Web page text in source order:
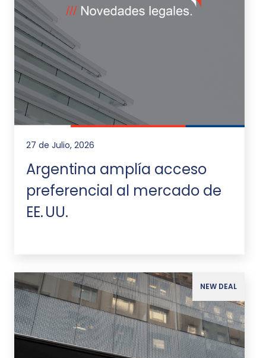
27 de Julio, 2026
Argentina amplía acceso
preferencial al mercado de
EE. UU.
NEW DEAL